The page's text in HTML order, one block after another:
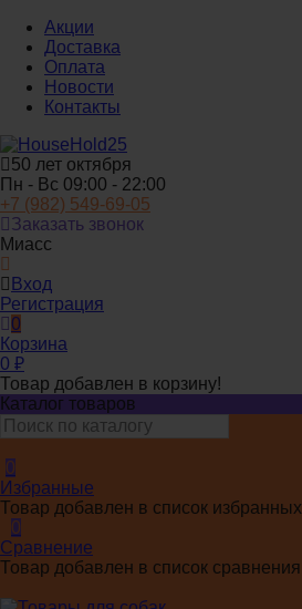
Акции
Доставка
Оплата
Новости
Контакты
50 лет октября
Пн - Вс 09:00 - 22:00
+7 (982) 549-69-05
Заказать звонок
Миасс
Вход
Регистрация
0
Корзина
0 ₽
Товар добавлен в корзину!
Каталог товаров
0
Избранные
Товар добавлен в список избранных
0
Сравнение
Товар добавлен в список сравнения